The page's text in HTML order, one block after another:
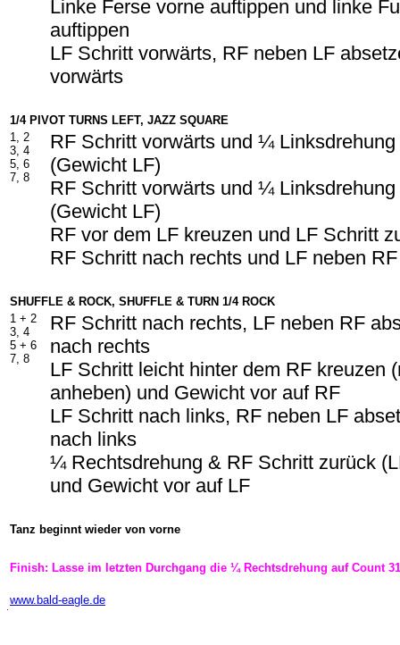
Linke Ferse vorne auftippen und linke
auftippen
LF Schritt vorwärts, RF neben LF
vorwärts
1/4 PIVOT TURNS LEFT, JAZZ SQUARE
1, 2
3, 4
5, 6
7, 8
RF Schritt vorwärts und ¼
(Gewicht LF)
RF Schritt vorwärts und ¼
(Gewicht LF)
RF vor dem LF kreuzen und LF Schritt
RF Schritt nach rechts und LF neben
SHUFFLE & ROCK, SHUFFLE & TURN 1/4 ROCK
1 + 2
3, 4
5 + 6
7, 8
RF Schritt nach rechts, LF neben RF
nach rechts
LF Schritt leicht hinter dem RF kreuzen
anheben) und Gewicht vor auf RF
LF Schritt nach links, RF neben LF
nach links
¼ Rechtsdrehung & RF Schritt zurück
und Gewicht vor auf LF
Tanz beginnt wieder von vorne
Finish: Lasse im letzten Durchgang die ¼ Rechtsdrehung auf Count
www.bald-eagle.de